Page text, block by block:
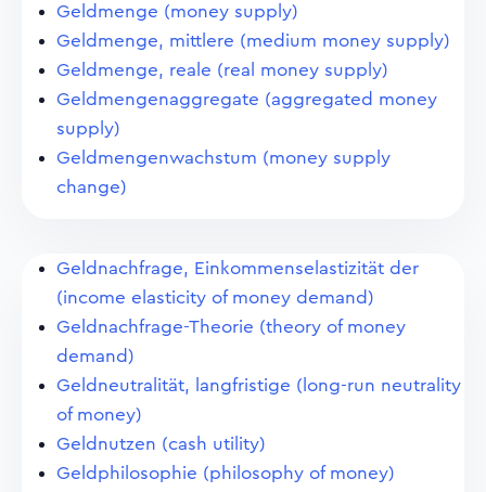
Geldmenge (money supply)
Geldmenge, mittlere (medium money supply)
Geldmenge, reale (real money supply)
Geldmengenaggregate (aggregated money
supply)
Geldmengenwachstum (money supply
change)
Geldnachfrage, Einkommenselastizität der
(income elasticity of money demand)
Geldnachfrage-Theorie (theory of money
demand)
Geldneutralität, langfristige (long-run neutrality
of money)
Geldnutzen (cash utility)
Geldphilosophie (philosophy of money)